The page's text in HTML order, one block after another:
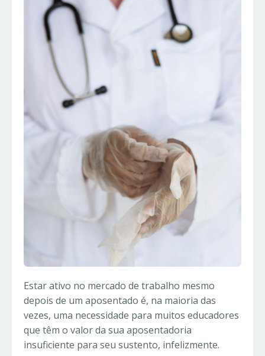
Estar ativo no mercado de trabalho mesmo
depois de um aposentado é, na maioria das
vezes, uma necessidade para muitos educadores
que têm o valor da sua aposentadoria
insuficiente para seu sustento, infelizmente.